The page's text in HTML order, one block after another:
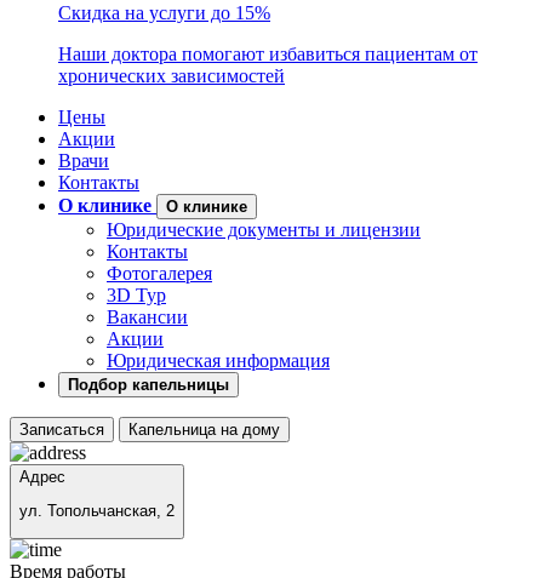
Скидка на услуги до 15%
Наши доктора помогают избавиться пациентам от
хронических зависимостей
Цены
Акции
Врачи
Контакты
О клинике
О клинике
Юридические документы и лицензии
Контакты
Фотогалерея
3D Тур
Вакансии
Акции
Юридическая информация
Подбор капельницы
Записаться Капельница на дому
Адрес
ул. Топольчанская, 2
Время работы